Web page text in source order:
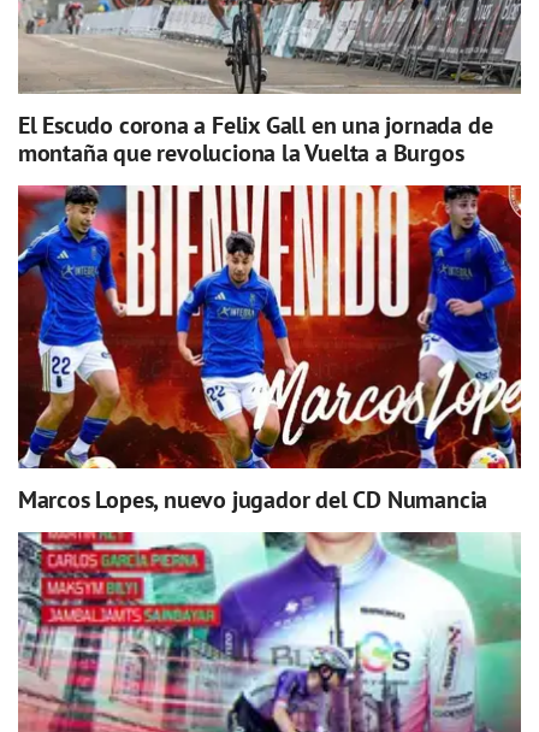
El Escudo corona a Felix Gall en una jornada de
montaña que revoluciona la Vuelta a Burgos
Marcos Lopes, nuevo jugador del CD Numancia